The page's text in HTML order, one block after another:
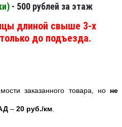
- 500 рублей за этаж
длиной свыше 3-х
до подъезда.
заказанного товара, но не
– 20 руб./км